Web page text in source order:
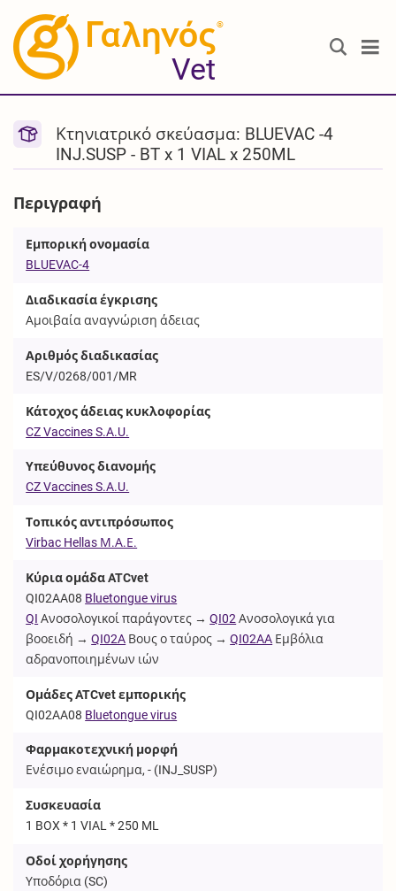
®
Vet
Κτηνιατρικό σκεύασμα: BLUEVAC -4
INJ.SUSP - BT x 1 VIAL x 250ML
Περιγραφή
Εμπορική ονομασία
BLUEVAC-4
Διαδικασία έγκρισης
Αμοιβαία αναγνώριση άδειας
Αριθμός διαδικασίας
ES/V/0268/001/MR
Κάτοχος άδειας κυκλοφορίας
CZ Vaccines S.A.U.
Υπεύθυνος διανομής
CZ Vaccines S.A.U.
Τοπικός αντιπρόσωπος
Virbac Hellas Μ.Α.Ε.
Κύρια ομάδα ATCvet
QI02AA08 Bluetongue virus
QI Ανοσολογικοί παράγοντες →QI02 Ανοσολογικά για
βοοειδή →QI02A Βους ο ταύρος →QI02AA Εμβόλια
αδρανοποιημένων ιών
Ομάδες ATCvet εμπορικής
QI02AA08 Bluetongue virus
Φαρμακοτεχνική μορφή
Ενέσιμο εναιώρημα, - (INJ_SUSP)
Συσκευασία
1 BOX * 1 VIAL * 250 ML
Οδοί χορήγησης
Υποδόρια (SC)